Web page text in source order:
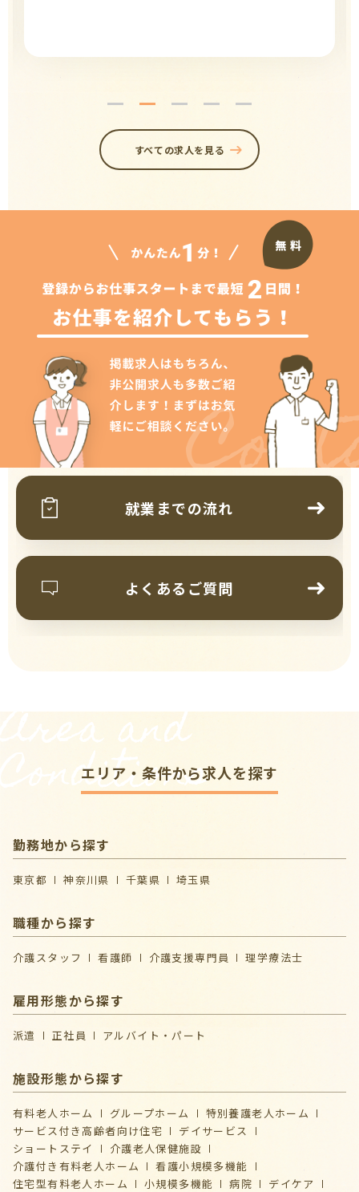
すべての求人を見る
就業までの流れ
よくあるご質問
Area and
Conditions
エリア・条件から求人を探す
勤務地から探す
東京都 神奈川県 千葉県 埼玉県
職種から探す
介護スタッフ 看護師 介護支援専門員 理学療法士
雇用形態から探す
派遣 正社員 アルバイト・パート
施設形態から探す
有料老人ホーム グループホーム
特別養護老人ホーム
サービス付き高齢者向け住宅
デイサービス
ショートステイ
介護⽼⼈保健施設
介護付き有料老人ホーム
看護小規模多機能
住宅型有料老人ホーム
小規模多機能 病院
デイケア